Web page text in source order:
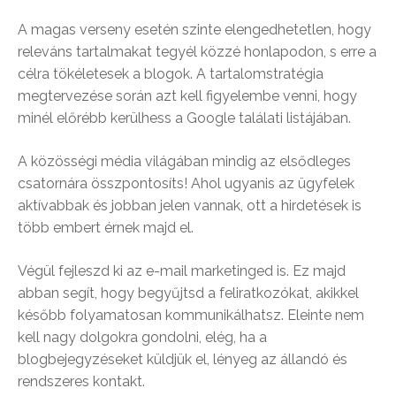
A magas verseny esetén szinte elengedhetetlen, hogy
releváns tartalmakat tegyél közzé honlapodon, s erre a
célra tökéletesek a blogok. A tartalomstratégia
megtervezése során azt kell figyelembe venni, hogy
minél előrébb kerülhess a Google találati listájában.
A közösségi média világában mindig az elsődleges
csatornára összpontosíts! Ahol ugyanis az ügyfelek
aktívabbak és jobban jelen vannak, ott a hirdetések is
több embert érnek majd el.
Végül fejleszd ki az e-mail marketinged is. Ez majd
abban segít, hogy begyűjtsd a feliratkozókat, akikkel
később folyamatosan kommunikálhatsz. Eleinte nem
kell nagy dolgokra gondolni, elég, ha a
blogbejegyzéseket küldjük el, lényeg az állandó és
rendszeres kontakt.